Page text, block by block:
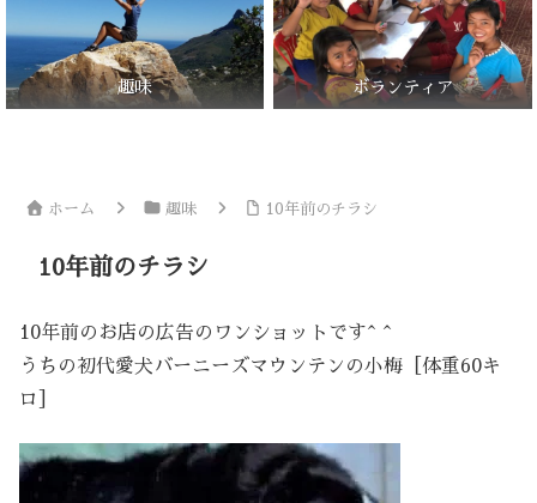
趣味 ボランティア
ホーム 趣味 10年前のチラシ
10年前のチラシ
10年前のお店の広告のワンショットです^ ^
うちの初代愛犬バーニーズマウンテンの小梅［体重60キ
ロ］